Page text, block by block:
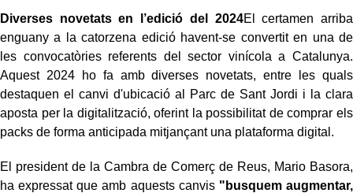
Diverses novetats en l’edició del 2024El certamen arriba
enguany a la catorzena edició havent-se convertit en una de
les convocatòries referents del sector vinícola a Catalunya.
Aquest 2024 ho fa amb diverses novetats, entre les quals
destaquen el canvi d'ubicació al Parc de Sant Jordi i la clara
aposta per la digitalització, oferint la possibilitat de comprar els
packs de forma anticipada mitjançant una plataforma digital.
El president de la Cambra de Comerç de Reus, Mario Basora,
ha expressat que amb aquests canvis "busquem augmentar,